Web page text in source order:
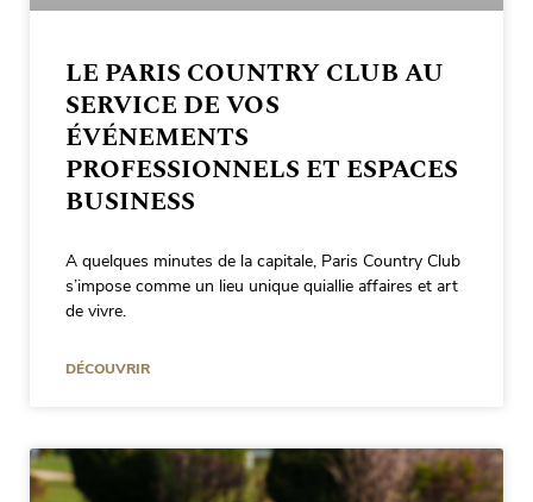
LE PARIS COUNTRY CLUB AU
SERVICE DE VOS
ÉVÉNEMENTS
PROFESSIONNELS ET ESPACES
BUSINESS
A quelques minutes de la capitale, Paris Country Club
s’impose comme un lieu unique quiallie affaires et art
de vivre.
DÉCOUVRIR